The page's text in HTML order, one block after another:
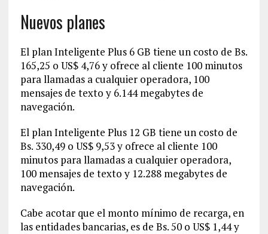
Nuevos planes
El plan Inteligente Plus 6 GB tiene un costo de Bs.
165,25 o US$ 4,76 y ofrece al cliente 100 minutos
para llamadas a cualquier operadora, 100
mensajes de texto y 6.144 megabytes de
navegación.
El plan Inteligente Plus 12 GB tiene un costo de
Bs. 330,49 o US$ 9,53 y ofrece al cliente 100
minutos para llamadas a cualquier operadora,
100 mensajes de texto y 12.288 megabytes de
navegación.
Cabe acotar que el monto mínimo de recarga, en
las entidades bancarias, es de Bs. 50 o US$ 1,44 y